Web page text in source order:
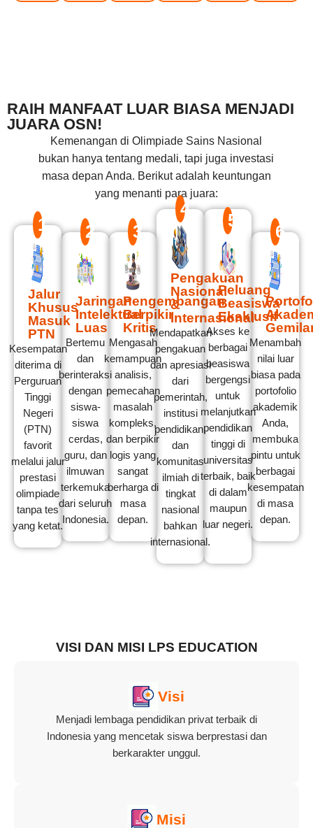
RAIH MANFAAT LUAR BIASA MENJADI
JUARA OSN!
Kemenangan di Olimpiade Sains Nasional
bukan hanya tentang medali, tapi juga investasi
masa depan Anda. Berikut adalah keuntungan
yang menanti para juara:
1
Jalur
Khusus
Masuk
PTN
Kesempatan
diterima di
Perguruan
Tinggi
Negeri
(PTN)
favorit
melalui jalur
prestasi
olimpiade
tanpa tes
yang ketat.
2
Jaringan
Intelektual
Luas
Bertemu
dan
berinteraksi
dengan
siswa-
siswa
cerdas,
guru, dan
ilmuwan
terkemuka
dari seluruh
Indonesia.
3
Pengembangan
Berpikir
Kritis
Mengasah
kemampuan
analisis,
pemecahan
masalah
kompleks,
dan berpikir
logis yang
sangat
berharga di
masa
depan.
4
Pengakuan
Nasional
&
Internasional
Mendapatkan
pengakuan
dan apresiasi
dari
pemerintah,
institusi
pendidikan,
dan
komunitas
ilmiah di
tingkat
nasional
bahkan
internasional.
5
Peluang
Beasiswa
Eksklusif
Akses ke
berbagai
beasiswa
bergengsi
untuk
melanjutkan
pendidikan
tinggi di
universitas
terbaik, baik
di dalam
maupun
luar negeri.
6
Menambah
nilai luar
biasa pada
portofolio
akademik
Anda,
membuka
pintu untuk
berbagai
kesempatan
di masa
depan.
VISI DAN MISI LPS EDUCATION
Visi
Menjadi lembaga pendidikan privat terbaik di
Indonesia yang mencetak siswa berprestasi dan
berkarakter unggul.
Misi